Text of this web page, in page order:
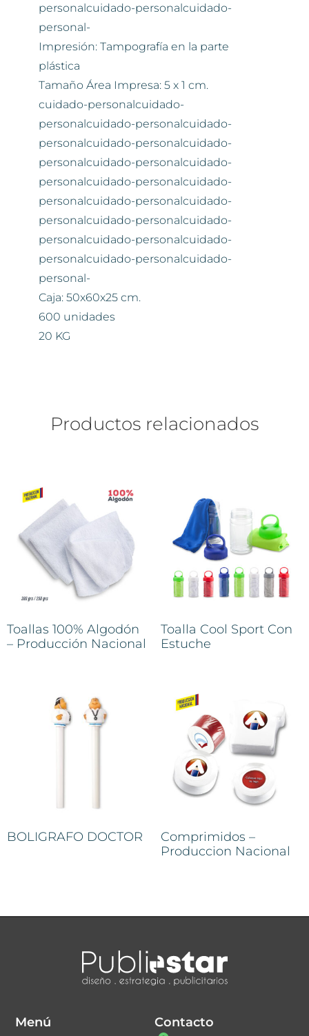
personalcuidado-personalcuidado-
personal-
Impresión: Tampografía en la parte
plástica
Tamaño Área Impresa: 5 x 1 cm.
cuidado-personalcuidado-
personalcuidado-personalcuidado-
personalcuidado-personalcuidado-
personalcuidado-personalcuidado-
personalcuidado-personalcuidado-
personalcuidado-personalcuidado-
personalcuidado-personalcuidado-
personalcuidado-personalcuidado-
personalcuidado-personalcuidado-
personal-
Caja: 50x60x25 cm.
600 unidades
20 KG
Productos relacionados
Toallas 100% Algodón
– Producción Nacional
Toalla Cool Sport Con
Estuche
BOLIGRAFO DOCTOR
Comprimidos –
Produccion Nacional
Menú Contacto